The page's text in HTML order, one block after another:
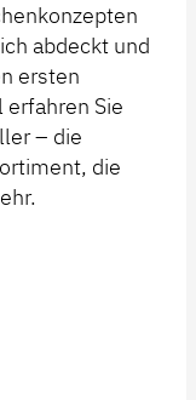
abdeckt und
ersten
Sie
– die
die